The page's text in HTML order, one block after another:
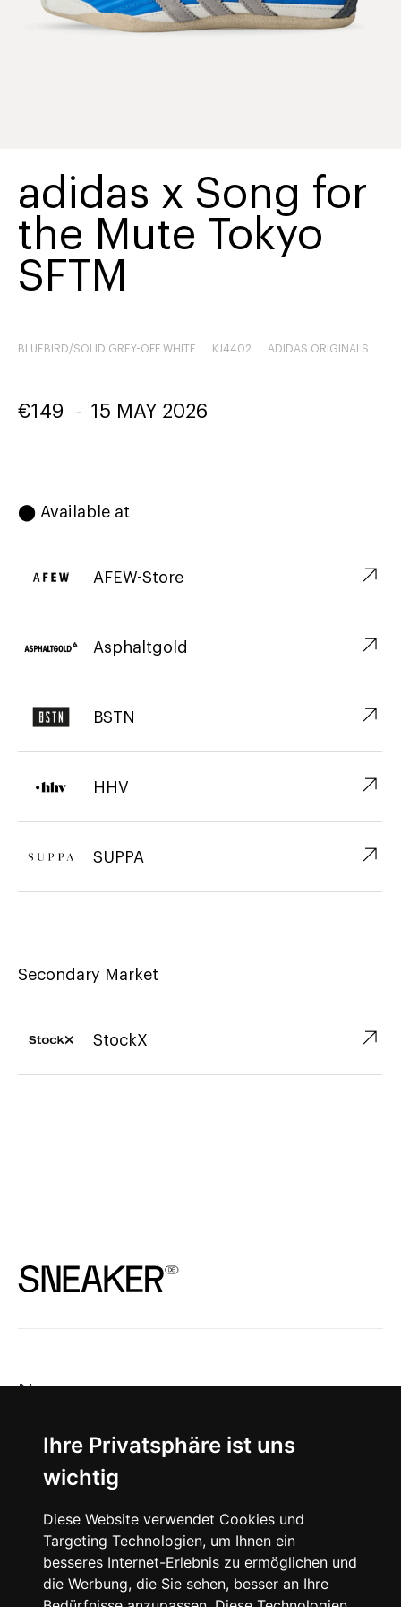
Ihre Privatsphäre ist uns
wichtig
Diese Website verwendet Cookies und
Targeting Technologien, um Ihnen ein
besseres Internet-Erlebnis zu ermöglichen und
die Werbung, die Sie sehen, besser an Ihre
adidas x Song for
the Mute Tokyo
SFTM
BLUEBIRD/SOLID GREY-OFF WHITE KJ4402 ADIDAS ORIGINALS
€149 - 15 MAY 2026
⬤ Available at
AFEW-Store ↗︎
Asphaltgold ↗︎
BSTN ↗︎
HHV ↗︎
SUPPA ↗︎
Secondary Market
StockX ↗︎
News
About
Instagram
Facebook